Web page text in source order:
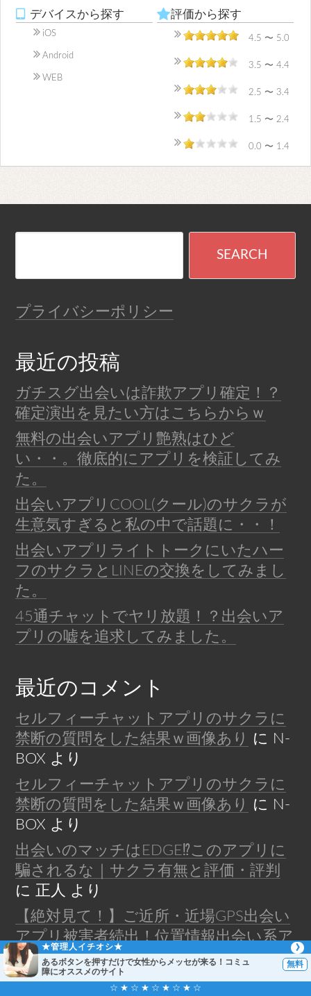
デバイスから探す
iOS
Android
WEB
評価から探す
4.5 〜 5.0
3.5 〜 4.4
2.5 〜 3.4
1.5 〜 2.4
0.0 〜 1.4
★管理人イチオシ★
あるボタンを押すだけで女性からメッセが来る！コミュ
障にオススメのサイト
☆ ★ ☆ ★ ☆ ★ ☆ ★ ☆
プライバシーポリシー
最近の投稿
ガチスグ出会いは詐欺アプリ確定！？
確定演出を見たい方はこちらからｗ
無料の出会いアプリ艶熟はひど
い・・。徹底的にアプリを検証してみ
た。
出会いアプリCOOL(クール)のサクラが
生意気すぎると私の中で話題に・・！
出会いアプリライトトークにいたハー
フのサクラとLINEの交換をしてみまし
た。
45通チャットでヤリ放題！？出会いア
プリの嘘を追求してみました。
最近のコメント
セルフィーチャットアプリのサクラに
禁断の質問をした結果ｗ画像あり
に
N-
BOX より
セルフィーチャットアプリのサクラに
禁断の質問をした結果ｗ画像あり
に
N-
BOX より
出会いのマッチはEDGE⁉︎このアプリに
騙されるな｜サクラ有無と評価・評判
に
正人
より
【絶対見て！】ご近所・近場GPS出会い
アプリ被害者続出！位置情報出会い系ア
プリ即ハメやセフレに喝！！に正人よ
り